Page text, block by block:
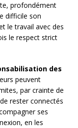
profondément
difficile son
le travail avec des
le respect strict
des
peuvent
par crainte de
rester connectés
ses
en les